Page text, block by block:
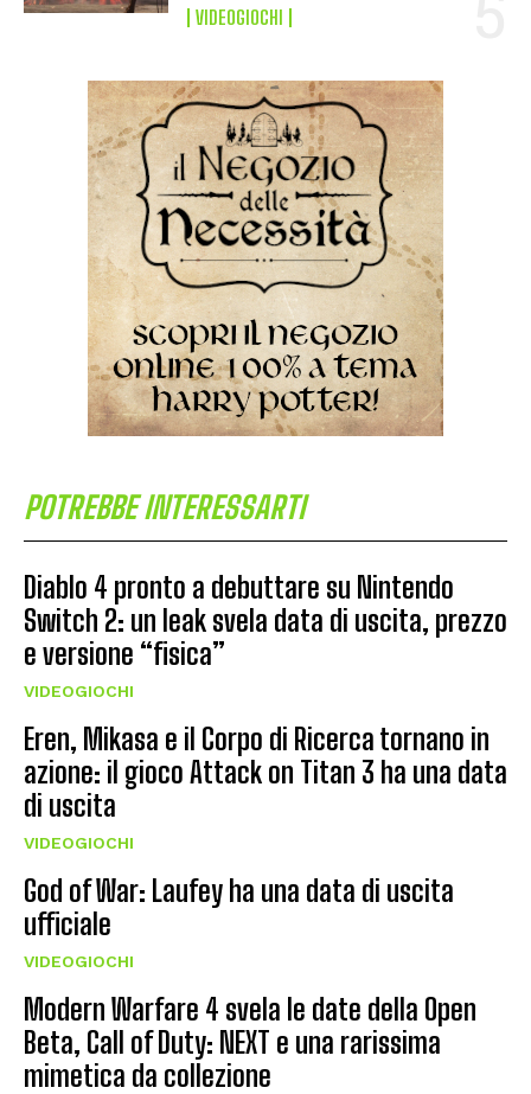
VIDEOGIOCHI
POTREBBE INTERESSARTI
Diablo 4 pronto a debuttare su Nintendo
Switch 2: un leak svela data di uscita, prezzo
e versione “fisica”
VIDEOGIOCHI
Eren, Mikasa e il Corpo di Ricerca tornano in
azione: il gioco Attack on Titan 3 ha una data
di uscita
VIDEOGIOCHI
God of War: Laufey ha una data di uscita
ufficiale
VIDEOGIOCHI
Modern Warfare 4 svela le date della Open
Beta, Call of Duty: NEXT e una rarissima
mimetica da collezione